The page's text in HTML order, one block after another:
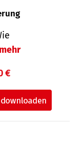
€